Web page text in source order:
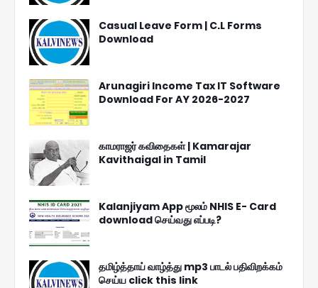
Casual Leave Form | C.L Forms
Download
Arunagiri Income Tax IT Software
Download For AY 2026-2027
காமராஜர் கவிதைகள் | Kamarajar
Kavithaigal in Tamil
Kalanjiyam App மூலம் NHIS E- Card
download செய்வது எப்படி?
தமிழ்த்தாய் வாழ்த்து mp3 பாடல் பதிவிறக்கம்
செய்ய click this link